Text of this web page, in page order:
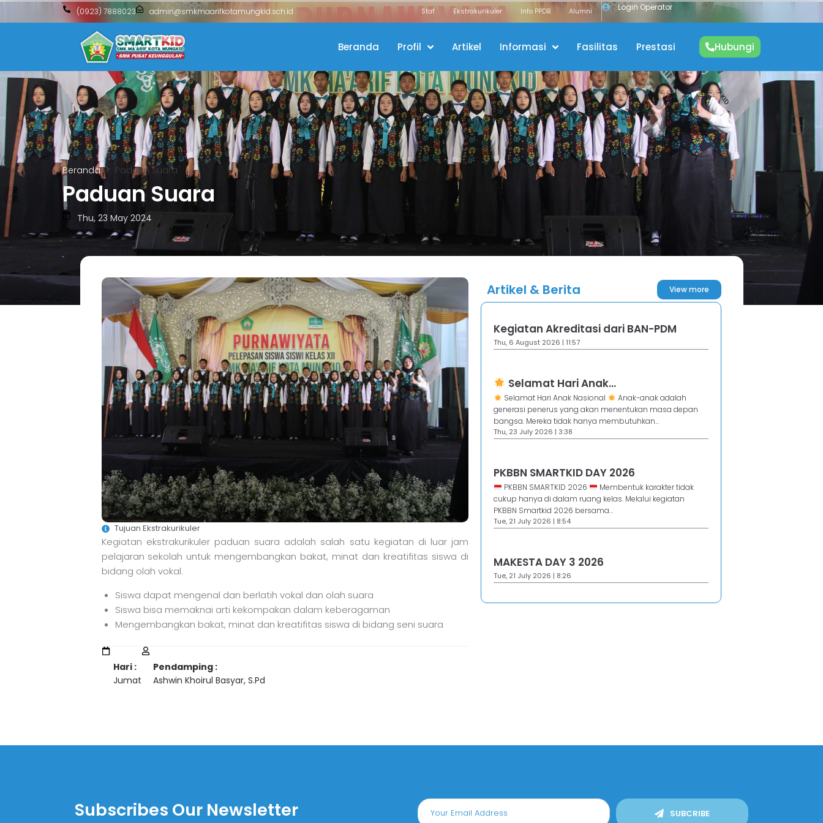
(0923) 7888023 admin@smkmaarifkotamungkid.sch.id Staf Ekstrakurikuler Info PPDB Alumni Login Operator
Beranda Profil Artikel Informasi Fasilitas Prestasi Hubungi
Beranda Paduan Suara
Paduan Suara
Thu, 23 May 2024
Tujuan Ekstrakurikuler
Kegiatan ekstrakurikuler paduan suara adalah salah satu kegiatan di luar jam
pelajaran sekolah untuk mengembangkan bakat, minat dan kreatifitas siswa di
bidang olah vokal.
Siswa dapat mengenal dan berlatih vokal dan olah suara
Siswa bisa memaknai arti kekompakan dalam keberagaman
Mengembangkan bakat, minat dan kreatifitas siswa di bidang seni suara
Hari :
Jumat
Pendamping :
Ashwin Khoirul Basyar, S.Pd
Artikel & Berita View more
Kegiatan Akreditasi dari BAN-PDM
Thu, 6 August 2026 | 11:57
Selamat Hari Anak...
Selamat Hari Anak Nasional
Anak-anak adalah
generasi penerus yang akan menentukan masa depan
bangsa. Mereka tidak hanya membutuhkan...
Thu, 23 July 2026 | 3:38
PKBBN SMARTKID DAY 2026
PKBBN SMARTKID 2026
Membentuk karakter tidak
cukup hanya di dalam ruang kelas. Melalui kegiatan
PKBBN Smartkid 2026 bersama...
Tue, 21 July 2026 | 8:54
MAKESTA DAY 3 2026
Tue, 21 July 2026 | 8:26
Subscribes Our Newsletter SUBCRIBE